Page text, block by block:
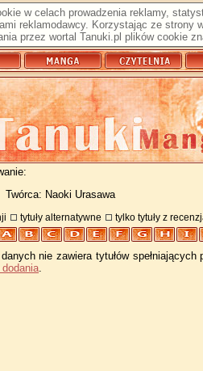
w celach prowadzenia reklamy,
reklamodawcy. Korzystając ze
przez wortal Tanuki.pl plików cookie
Twórca: Naoki Urasawa
tytuły alternatywne tylko tytuły z
nie zawiera tytułów
.